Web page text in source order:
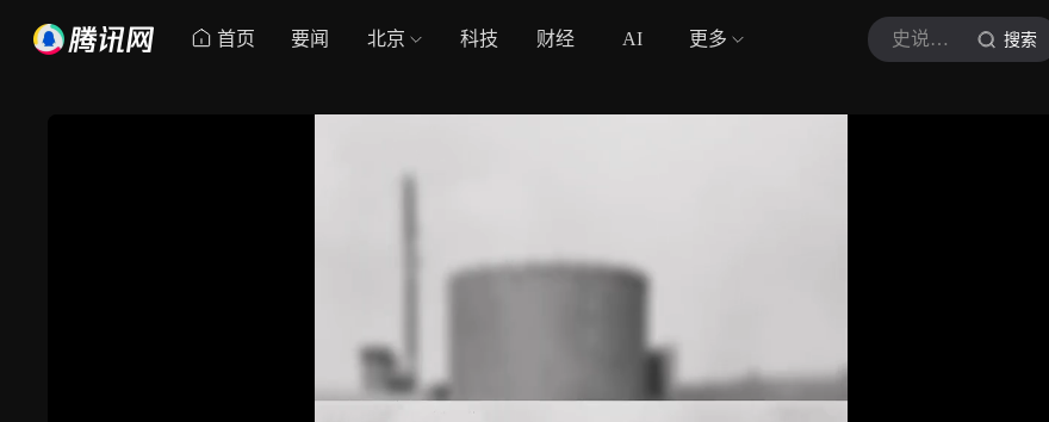
首页 要闻 北京 科技 财经 AI 更多 史说新传 搜索